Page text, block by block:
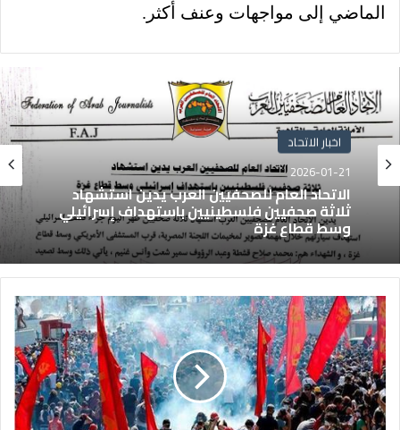
الماضي إلى مواجهات وعنف أكثر.
اخبار الاتحاد
2026-01-21
الاتحاد العام للصحفيين العرب يدين استشهاد
ثلاثة صحفيين فلسطينيين باستهداف إسرائيلي
وسط قطاع غزة